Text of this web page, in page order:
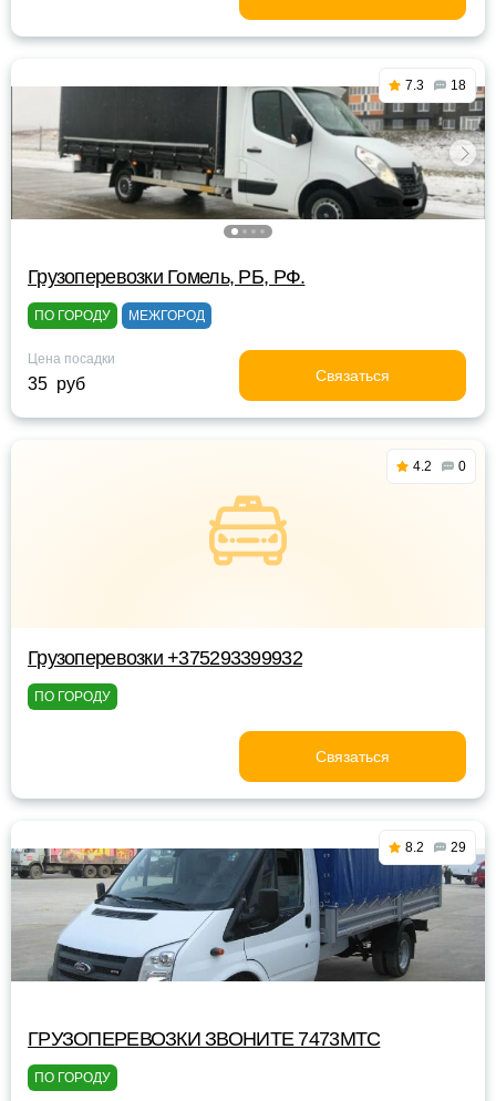
7.3 18
Грузоперевозки Гомель, РБ, РФ.
ПО ГОРОДУ МЕЖГОРОД
Цена посадки
35 руб Связаться
4.2 0
Грузоперевозки +375293399932
ПО ГОРОДУ
Связаться
8.2 29
ГРУЗОПЕРЕВОЗКИ ЗВОНИТЕ 7473МТС
ПО ГОРОДУ